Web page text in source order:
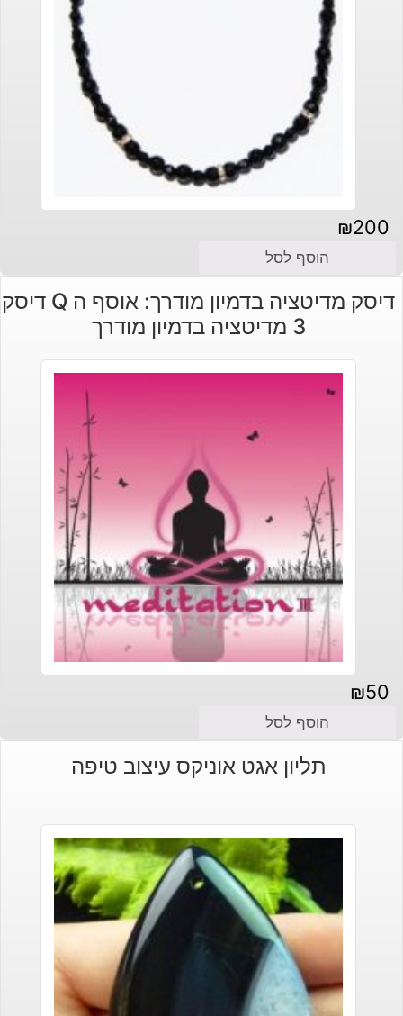
₪200
הוסף לסל
דיסק מדיטציה בדמיון מודרך: אוסף ה Q דיסק
3 מדיטציה בדמיון מודרך
₪50
הוסף לסל
תליון אגט אוניקס עיצוב טיפה